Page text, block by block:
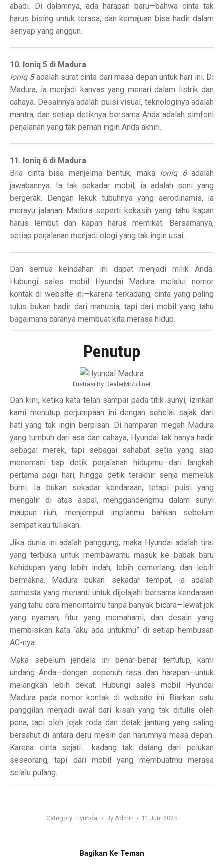
abadi. Di dalamnya, ada harapan baru—bahwa cinta tak
harus bising untuk terasa, dan kemajuan bisa hadir dalam
senyap yang anggun.
10. Ioniq 5 di Madura
Ioniq 5adalah surat cinta dari masa depan untuk hari ini. Di
Madura, ia menjadi kanvas yang menari dalam listrik dan
cahaya. Desainnya adalah puisi visual, teknologinya adalah
mantra, dan setiap detiknya bersama Anda adalah simfoni
perjalanan yang tak pernah ingin Anda akhiri.
11. Ioniq 6 di Madura
Bila cinta bisa menjelma bentuk, maka Ioniq 6adalah
jawabannya. Ia tak sekadar mobil, ia adalah seni yang
bergerak. Dengan lekuk tubuhnya yang aerodinamis, ia
merayu jalanan Madura seperti kekasih yang tahu kapan
harus lembut dan kapan harus memikat. Bersamanya,
setiap perjalanan menjadi elegi yang tak ingin usai.
Dan semua keindahan ini dapat menjadi milik Anda.
Hubungi sales mobil Hyundai Madura melalui nomor
kontak di website ini—karena terkadang, cinta yang paling
tulus bukan hadir dari manusia, tapi dari mobil yang tahu
bagaimana caranya membuat kita merasa hidup.
Penutup
Ilustrasi By DealerMobil.net
Dan kini, ketika kata telah sampai pada titik sunyi, izinkan
kami menutup perjumpaan ini dengan sehelai sajak dari
hati yang tak ingin berpisah. Di hamparan megah Madura
yang tumbuh dari asa dan cahaya, Hyundai tak hanya hadir
sebagai merek, tapi sebagai sahabat setia yang siap
menemani tiap detik perjalanan hidupmu—dari langkah
pertama pagi hari, hingga detik terakhir senja memeluk
bumi. Ia bukan sekadar kendaraan, tetapi puisi yang
mengalir di atas aspal, menggandengmu dalam sunyi
maupun riuh, menjemput impianmu bahkan sebelum
sempat kau tuliskan.
Jika dunia ini adalah panggung, maka Hyundai adalah tirai
yang terbuka untuk membawamu masuk ke babak baru
kehidupan yang lebih indah, lebih cemerlang, dan lebih
bermakna. Madura bukan sekadar tempat, ia adalah
semesta yang menanti untuk dijelajahi bersama kendaraan
yang tahu cara mencintaimu tanpa banyak bicara—lewat jok
yang nyaman, fitur yang memahami, dan desain yang
membisikan kata “aku ada untukmu” di setiap hembusan
AC-nya.
Maka sebelum jendela ini benar-benar tertutup, kami
undang Anda—dengan sepenuh rasa dan harapan—untuk
melangkah lebih dekat. Hubungi sales mobil Hyundai
Madura pada nomor kontak di website ini. Biarkan satu
panggilan menjadi awal dari kisah yang tak ditulis oleh
pena, tapi oleh jejak roda dan detak jantung yang saling
bersahut di antara deru mesin dan harumnya masa depan.
Karena cinta sejati… kadang tak datang dari pelukan
seseorang, tapi dari mobil yang membuatmu merasa
selalu pulang.
Category: Hyundai By Admin 11 Juni 2025
Bagikan Ke Teman